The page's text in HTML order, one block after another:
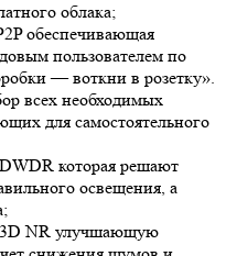
облака;
обеспечивающая
пользователем по
— воткни в розетку».
всех необходимых
для самостоятельного
WDR которая решают
освещения, а
D NR улучшающую